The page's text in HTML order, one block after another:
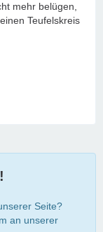
mehr belügen,
Teufelskreis
Seite?
an unserer